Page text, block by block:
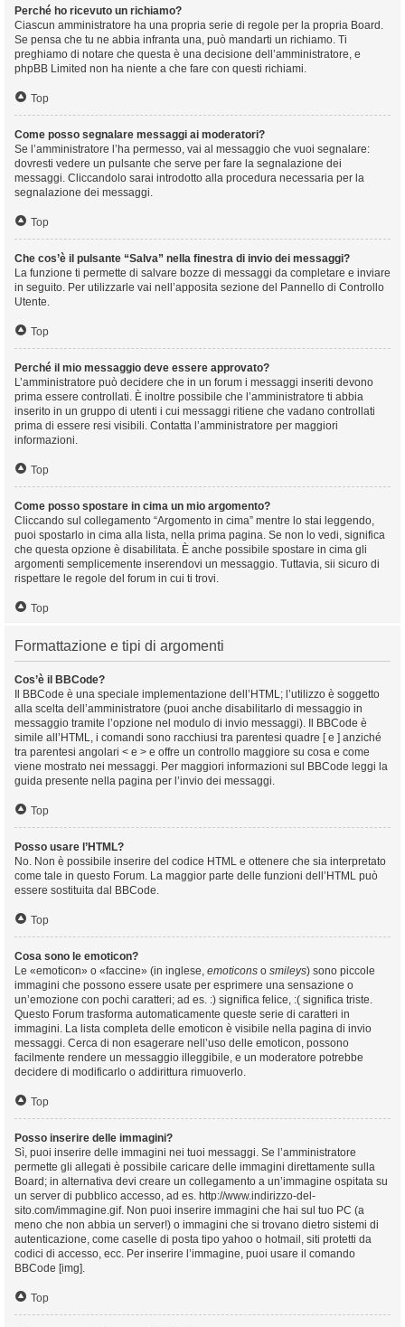
Perché ho ricevuto un richiamo?
Ciascun amministratore ha una propria serie di regole per la propria Board.
Se pensa che tu ne abbia infranta una, può mandarti un richiamo. Ti
preghiamo di notare che questa è una decisione dell’amministratore, e
phpBB Limited non ha niente a che fare con questi richiami.
Top
Come posso segnalare messaggi ai moderatori?
Se l’amministratore l’ha permesso, vai al messaggio che vuoi segnalare:
dovresti vedere un pulsante che serve per fare la segnalazione dei
messaggi. Cliccandolo sarai introdotto alla procedura necessaria per la
segnalazione dei messaggi.
Top
Che cos’è il pulsante “Salva” nella finestra di invio dei messaggi?
La funzione ti permette di salvare bozze di messaggi da completare e inviare
in seguito. Per utilizzarle vai nell’apposita sezione del Pannello di Controllo
Utente.
Top
Perché il mio messaggio deve essere approvato?
L’amministratore può decidere che in un forum i messaggi inseriti devono
prima essere controllati. È inoltre possibile che l’amministratore ti abbia
inserito in un gruppo di utenti i cui messaggi ritiene che vadano controllati
prima di essere resi visibili. Contatta l’amministratore per maggiori
informazioni.
Top
Come posso spostare in cima un mio argomento?
Cliccando sul collegamento “Argomento in cima” mentre lo stai leggendo,
puoi spostarlo in cima alla lista, nella prima pagina. Se non lo vedi, significa
che questa opzione è disabilitata. È anche possibile spostare in cima gli
argomenti semplicemente inserendovi un messaggio. Tuttavia, sii sicuro di
rispettare le regole del forum in cui ti trovi.
Top
Formattazione e tipi di argomenti
Cos’è il BBCode?
Il BBCode è una speciale implementazione dell’HTML; l’utilizzo è soggetto
alla scelta dell’amministratore (puoi anche disabilitarlo di messaggio in
messaggio tramite l’opzione nel modulo di invio messaggi). Il BBCode è
simile all’HTML, i comandi sono racchiusi tra parentesi quadre [ e ] anziché
tra parentesi angolari < e > e offre un controllo maggiore su cosa e come
viene mostrato nei messaggi. Per maggiori informazioni sul BBCode leggi la
guida presente nella pagina per l’invio dei messaggi.
Top
Posso usare l’HTML?
No. Non è possibile inserire del codice HTML e ottenere che sia interpretato
come tale in questo Forum. La maggior parte delle funzioni dell’HTML può
essere sostituita dal BBCode.
Top
Cosa sono le emoticon?
Le «emoticon» o «faccine» (in inglese, emoticons o smileys) sono piccole
immagini che possono essere usate per esprimere una sensazione o
un’emozione con pochi caratteri; ad es. :) significa felice, :( significa triste.
Questo Forum trasforma automaticamente queste serie di caratteri in
immagini. La lista completa delle emoticon è visibile nella pagina di invio
messaggi. Cerca di non esagerare nell’uso delle emoticon, possono
facilmente rendere un messaggio illeggibile, e un moderatore potrebbe
decidere di modificarlo o addirittura rimuoverlo.
Top
Posso inserire delle immagini?
Sì, puoi inserire delle immagini nei tuoi messaggi. Se l’amministratore
permette gli allegati è possibile caricare delle immagini direttamente sulla
Board; in alternativa devi creare un collegamento a un’immagine ospitata su
un server di pubblico accesso, ad es. http://www.indirizzo-del-
sito.com/immagine.gif. Non puoi inserire immagini che hai sul tuo PC (a
meno che non abbia un server!) o immagini che si trovano dietro sistemi di
autenticazione, come caselle di posta tipo yahoo o hotmail, siti protetti da
codici di accesso, ecc. Per inserire l’immagine, puoi usare il comando
BBCode [img].
Top